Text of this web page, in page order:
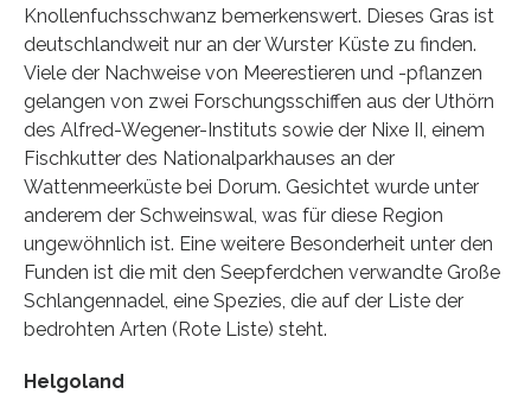
Knollenfuchsschwanz bemerkenswert. Dieses Gras ist
deutschlandweit nur an der Wurster Küste zu finden.
Viele der Nachweise von Meerestieren und -pflanzen
gelangen von zwei Forschungsschiffen aus der Uthörn
des Alfred-Wegener-Instituts sowie der Nixe II, einem
Fischkutter des Nationalparkhauses an der
Wattenmeerküste bei Dorum. Gesichtet wurde unter
anderem der Schweinswal, was für diese Region
ungewöhnlich ist. Eine weitere Besonderheit unter den
Funden ist die mit den Seepferdchen verwandte Große
Schlangennadel, eine Spezies, die auf der Liste der
bedrohten Arten (Rote Liste) steht.
Helgoland